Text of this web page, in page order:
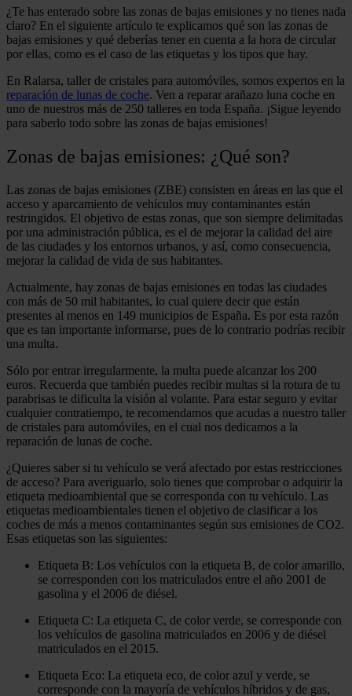
¿Te has enterado sobre las zonas de bajas emisiones y no tienes nada
claro? En el siguiente artículo te explicamos qué son las zonas de
bajas emisiones y qué deberías tener en cuenta a la hora de circular
por ellas, como es el caso de las etiquetas y los tipos que hay.
En Ralarsa, taller de cristales para automóviles, somos expertos en la
reparación de lunas de coche. Ven a reparar arañazo luna coche en
uno de nuestros más de 250 talleres en toda España. ¡Sigue leyendo
para saberlo todo sobre las zonas de bajas emisiones!
Zonas de bajas emisiones: ¿Qué son?
Las zonas de bajas emisiones (ZBE) consisten en áreas en las que el
acceso y aparcamiento de vehículos muy contaminantes están
restringidos. El objetivo de estas zonas, que son siempre delimitadas
por una administración pública, es el de mejorar la calidad del aire
de las ciudades y los entornos urbanos, y así, como consecuencia,
mejorar la calidad de vida de sus habitantes.
Actualmente, hay zonas de bajas emisiones en todas las ciudades
con más de 50 mil habitantes, lo cual quiere decir que están
presentes al menos en 149 municipios de España. Es por esta razón
que es tan importante informarse, pues de lo contrario podrías recibir
una multa.
Sólo por entrar irregularmente, la multa puede alcanzar los 200
euros. Recuerda que también puedes recibir multas si la rotura de tu
parabrisas te dificulta la visión al volante. Para estar seguro y evitar
cualquier contratiempo, te recomendamos que acudas a nuestro taller
de cristales para automóviles, en el cual nos dedicamos a la
reparación de lunas de coche.
¿Quieres saber si tu vehículo se verá afectado por estas restricciones
de acceso? Para averiguarlo, solo tienes que comprobar o adquirir la
etiqueta medioambiental que se corresponda con tu vehículo. Las
etiquetas medioambientales tienen el objetivo de clasificar a los
coches de más a menos contaminantes según sus emisiones de CO2.
Esas etiquetas son las siguientes:
Etiqueta B: Los vehículos con la etiqueta B, de color amarillo,
se corresponden con los matriculados entre el año 2001 de
gasolina y el 2006 de diésel.
Etiqueta C: La etiqueta C, de color verde, se corresponde con
los vehículos de gasolina matriculados en 2006 y de diésel
matriculados en el 2015.
Etiqueta Eco: La etiqueta eco, de color azul y verde, se
corresponde con la mayoría de vehículos híbridos y de gas,